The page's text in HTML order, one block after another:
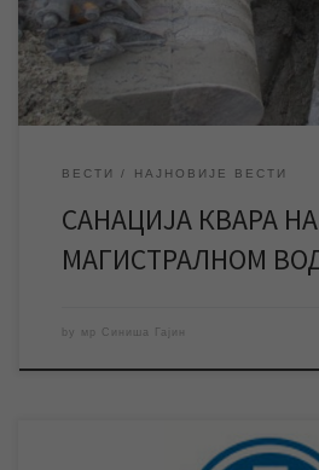
Зрењанин ангажоване су на санацији
магистралном воду градске
ВЕСТИ НАЈНОВИЈЕ ВЕСТИ
САНАЦИЈА КВАРА
МАГИСТРАЛНОМ
by мр Синиша Гајин